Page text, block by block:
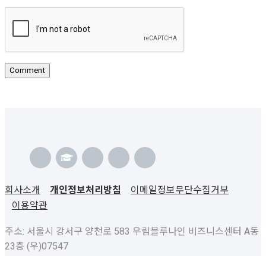
회사소개 개인정보처리방침
이메일정보무단수집거부
이용약관
주소: 서울시 강서구 양천로 583 우림블루나인 비즈니스센터 A동
23층 (우)07547